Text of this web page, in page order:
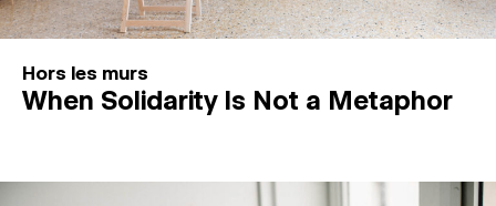
Hors les murs
When Solidarity Is Not a Metaphor